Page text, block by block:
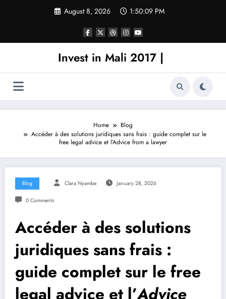
August 8, 2026 1:50:09 PM
Invest in Mali 2017 |
Home
Blog
Accéder à des solutions juridiques sans frais : guide complet sur le
free legal advice et l’Advice from a lawyer
Blog Clara Nyambe January 28, 2026
0 Comments
Accéder à des solutions
juridiques sans frais :
guide complet sur le free
legal advice et l’Advice